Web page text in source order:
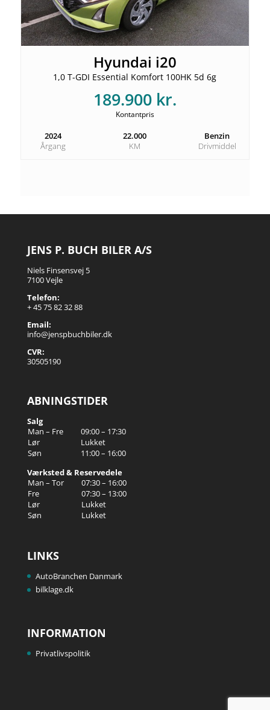
Hyundai i20
1,0 T-GDI Essential Komfort 100HK 5d 6g
189.900 kr.
Kontantpris
2024
Årgang
22.000
KM
Benzin
Drivmiddel
JENS P. BUCH BILER A/S
Niels Finsensvej 5
7100 Vejle
Telefon:
+ 45 75 82 32 88
Email:
info@jenspbuchbiler.dk
CVR:
30505190
ABNINGSTIDER
Salg
Man – Fre
09:00 – 17:30
Lør
Lukket
Søn
11:00 – 16:00
Værksted & Reservedele
Man – Tor
07:30 – 16:00
Fre
07:30 – 13:00
Lør
Lukket
Søn
Lukket
LINKS
AutoBranchen Danmark
bilklage.dk
INFORMATION
Privatlivspolitik